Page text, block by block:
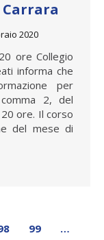
2020
ore Collegio
informa che
per
2, del
ore. Il corso
del mese di
99
…